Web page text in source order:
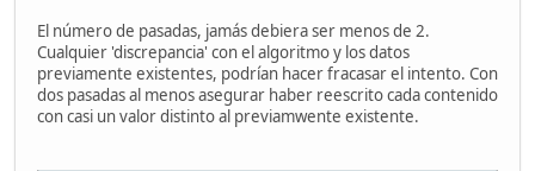
El número de pasadas, jamás debiera ser menos de 2.
Cualquier 'discrepancia' con el algoritmo y los datos
previamente existentes, podrían hacer fracasar el intento. Con
dos pasadas al menos asegurar haber reescrito cada contenido
con casi un valor distinto al previamwente existente.